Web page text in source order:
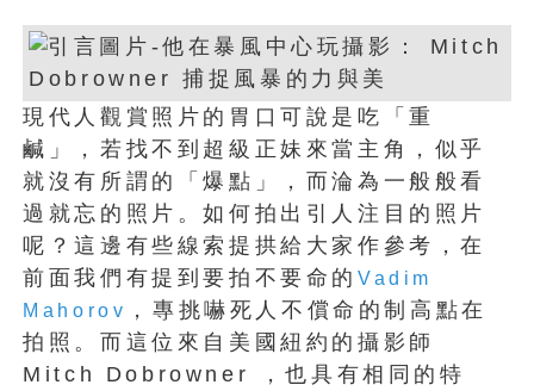
現代人觀賞照片的胃口可說是吃「重
鹹」，若找不到超級正妹來當主角，似乎
就沒有所謂的「爆點」，而淪為一般般看
過就忘的照片。如何拍出引人注目的照片
呢？這邊有些線索提拱給大家作參考，在
前面我們有提到要拍不要命的 Vadim
Mahorov
，專挑嚇死人不償命的制高點在
拍照。而這位來自美國紐約的攝影師
Mitch Dobrowner ，也具有相同的特